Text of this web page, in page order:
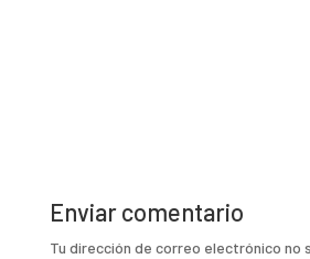
Enviar comentario
Tu dirección de correo electrónico no